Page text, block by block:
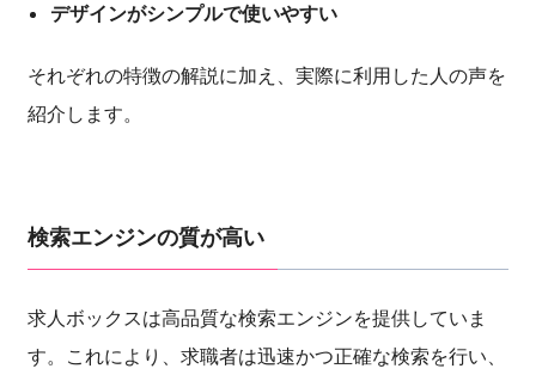
デザインがシンプルで使いやすい
それぞれの特徴の解説に加え、実際に利用した人の声を
紹介します。
検索エンジンの質が高い
求人ボックスは高品質な検索エンジンを提供していま
す。これにより、求職者は迅速かつ正確な検索を行い、